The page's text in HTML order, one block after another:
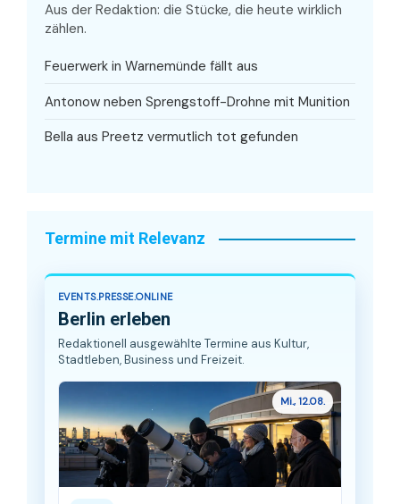
Aus der Redaktion: die Stücke, die heute wirklich
zählen.
Feuerwerk in Warnemünde fällt aus
Antonow neben Sprengstoff-Drohne mit Munition
Bella aus Preetz vermutlich tot gefunden
Termine mit Relevanz
EVENTS.PRESSE.ONLINE
Berlin erleben
Redaktionell ausgewählte Termine aus Kultur,
Stadtleben, Business und Freizeit.
Mi., 12.08.